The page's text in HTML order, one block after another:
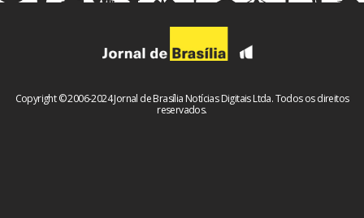
Copyright © 2006-2024 Jornal de Brasília Notícias Digitais Ltda. Todos os direitos
reservados.